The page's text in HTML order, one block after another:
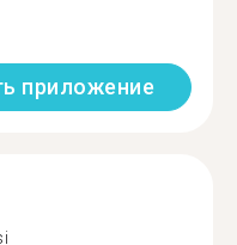
приложение